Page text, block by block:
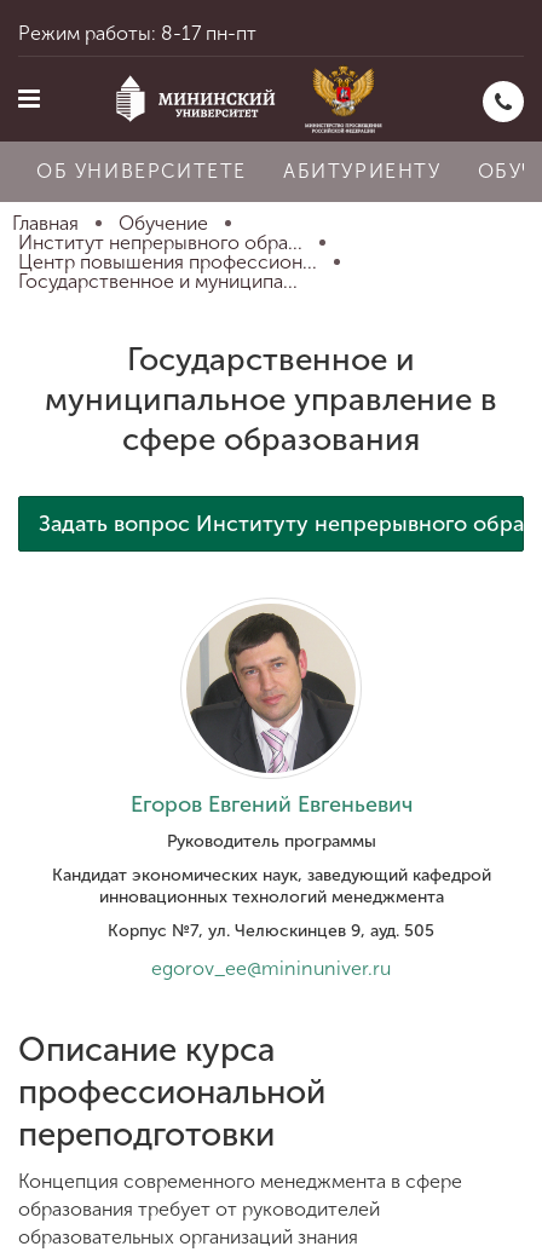
Главная
Об университете
Абитуриенту
Обучение
Международная
деятельность
Другие виды
деятельности
Студенческая жизнь
образовательной
организации
Режим работы: 8-17 пн-пт
ОБ УНИВЕРСИТЕТЕ АБИТУРИЕНТУ
Главная
Обучение
Институт непрерывного обра...
Центр повышения профессион...
Государственное и муниципа...
Государственное и
муниципальное управление в
сфере образования
Задать вопрос Институту непрерывного
Егоров Евгений Евгеньевич
Руководитель программы
Кандидат экономических наук, заведующий кафедрой
инновационных технологий менеджмента
Корпус №7, ул. Челюскинцев 9, ауд. 505
egorov_ee@mininuniver.ru
Описание курса
профессиональной
переподготовки
Концепция современного менеджмента в сфере
образования требует от руководителей
образовательных организаций знания